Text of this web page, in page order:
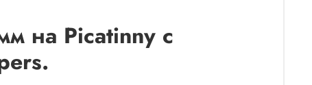
на Picatinny с